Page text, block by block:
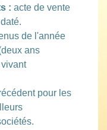
: acte de vente
de l'année
ans
pour les